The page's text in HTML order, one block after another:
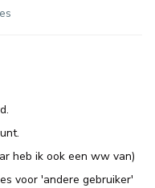
heb ik ook een ww van)
voor 'andere gebruiker'